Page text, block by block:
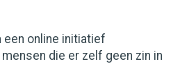
een online initiatief
die er zelf geen zin in